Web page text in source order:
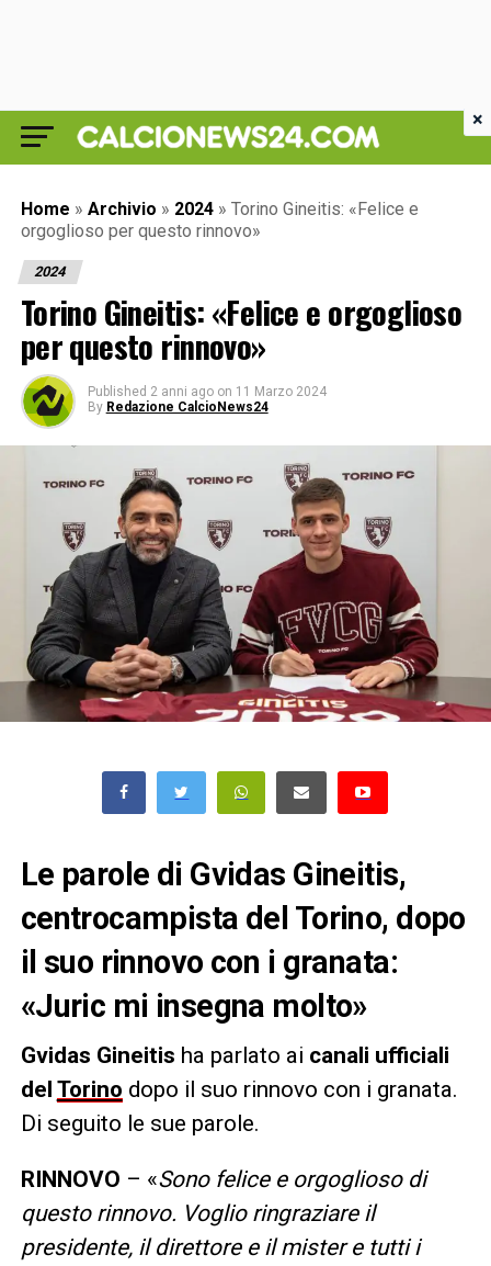
Home » Archivio » 2024 » Torino Gineitis: «Felice e
orgoglioso per questo rinnovo»
2024
Torino Gineitis: «Felice e orgoglioso
per questo rinnovo»
Published 2 anni ago on 11 Marzo 2024
By Redazione CalcioNews24
Le parole di Gvidas Gineitis,
centrocampista del Torino, dopo
il suo rinnovo con i granata:
«Juric mi insegna molto»
Gvidas Gineitis ha parlato ai canali ufficiali
del Torino dopo il suo rinnovo con i granata.
Di seguito le sue parole.
RINNOVO – «Sono felice e orgoglioso di
questo rinnovo. Voglio ringraziare il
presidente, il direttore e il mister e tutti i
×